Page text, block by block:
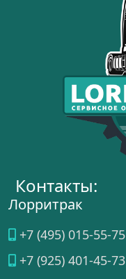
Контакты:
Лорритрак
+7 (495) 015-55-75
+7 (925) 401-45-73